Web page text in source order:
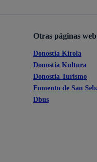
Otras páginas
Donostia Kirola
Donostia Kultura
Donostia Turismo
Fomento de San
Dbus